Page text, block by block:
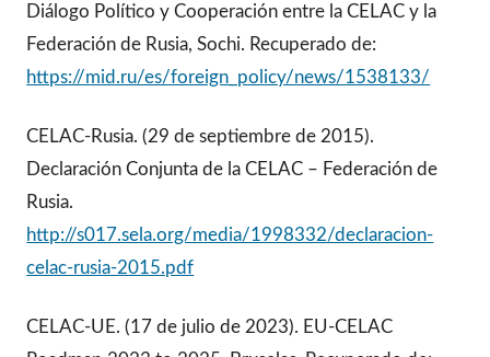
Diálogo Político y Cooperación entre la CELAC y la
Federación de Rusia, Sochi. Recuperado de:
https://mid.ru/es/foreign_policy/news/1538133/
CELAC-Rusia. (29 de septiembre de 2015).
Declaración Conjunta de la CELAC – Federación de
Rusia.
http://s017.sela.org/media/1998332/declaracion-
celac-rusia-2015.pdf
CELAC-UE. (17 de julio de 2023). EU-CELAC